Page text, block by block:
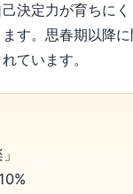
決定力が育ちに
す。思春期以降
ています。